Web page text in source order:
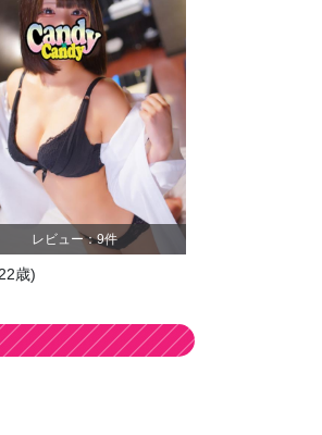
レビュー：16件
もか(25歳)